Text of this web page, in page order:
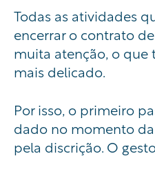
Todas as atividades
encerrar o contrato
muita atenção, o
mais delicado.
Por isso, o primeiro
dado no momento
pela discrição. O